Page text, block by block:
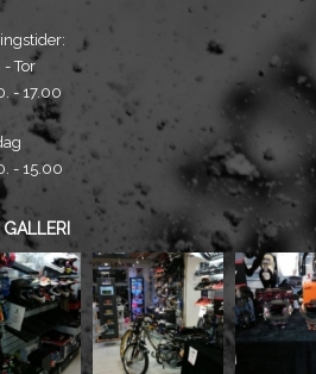
- Tor
- 17.00
- 15.00